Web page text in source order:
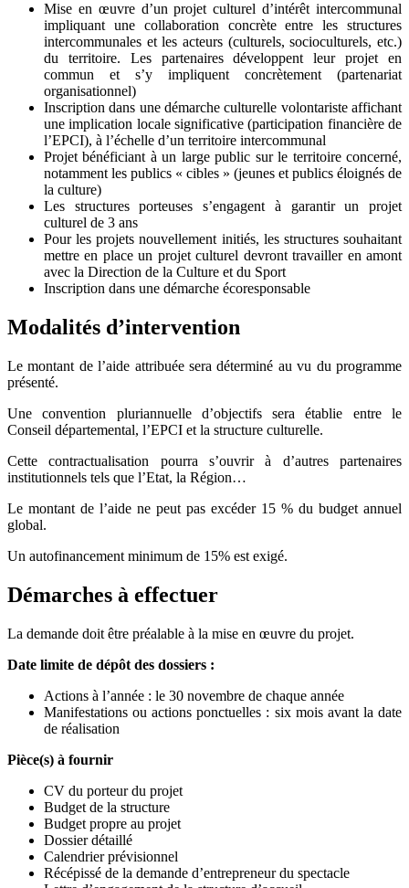
Mise en œuvre d’un projet culturel d’intérêt intercommunal
impliquant une collaboration concrète entre les structures
intercommunales et les acteurs (culturels, socioculturels, etc.)
du territoire. Les partenaires développent leur projet en
commun et s’y impliquent concrètement (partenariat
organisationnel)
Inscription dans une démarche culturelle volontariste affichant
une implication locale significative (participation financière de
l’EPCI), à l’échelle d’un territoire intercommunal
Projet bénéficiant à un large public sur le territoire concerné,
notamment les publics « cibles » (jeunes et publics éloignés de
la culture)
Les structures porteuses s’engagent à garantir un projet
culturel de 3 ans
Pour les projets nouvellement initiés, les structures souhaitant
mettre en place un projet culturel devront travailler en amont
avec la Direction de la Culture et du Sport
Inscription dans une démarche écoresponsable
Modalités d’intervention
Le montant de l’aide attribuée sera déterminé au vu du programme
présenté.
Une convention pluriannuelle d’objectifs sera établie entre le
Conseil départemental, l’EPCI et la structure culturelle.
Cette contractualisation pourra s’ouvrir à d’autres partenaires
institutionnels tels que l’Etat, la Région…
Le montant de l’aide ne peut pas excéder 15 % du budget annuel
global.
Un autofinancement minimum de 15% est exigé.
Démarches à effectuer
La demande doit être préalable à la mise en œuvre du projet.
Date limite de dépôt des dossiers :
Actions à l’année : le 30 novembre de chaque année
Manifestations ou actions ponctuelles : six mois avant la date
de réalisation
Pièce(s) à fournir
CV du porteur du projet
Budget de la structure
Budget propre au projet
Dossier détaillé
Calendrier prévisionnel
Récépissé de la demande d’entrepreneur du spectacle